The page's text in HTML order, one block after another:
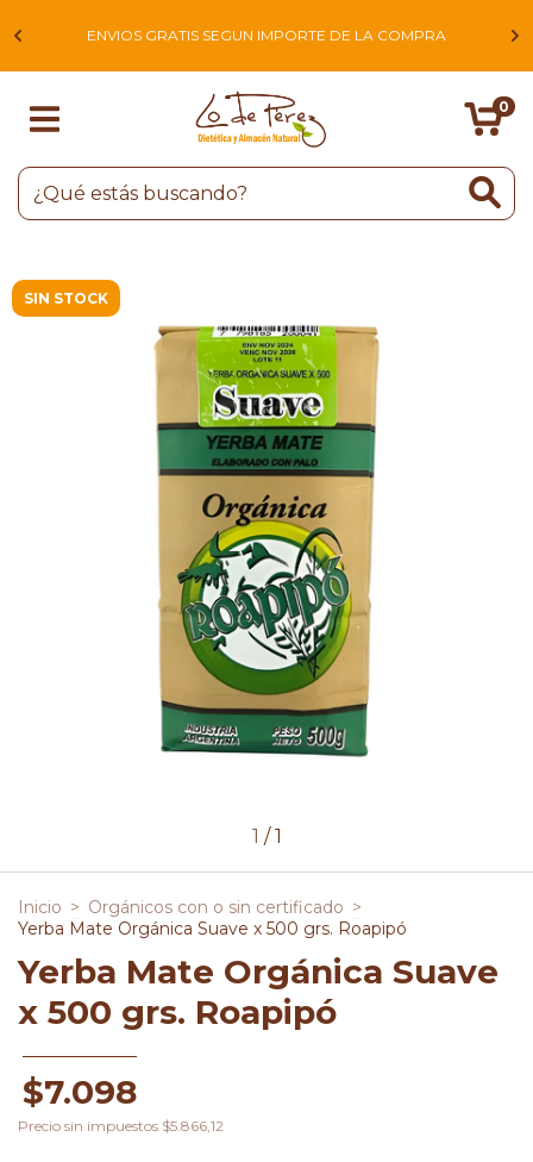
ENVIOS GRATIS SEGUN IMPORTE DE LA COMPRA
0
SIN STOCK
1 /1
Inicio > Orgánicos con o sin certificado >
Yerba Mate Orgánica Suave x 500 grs. Roapipó
Yerba Mate Orgánica Suave
x 500 grs. Roapipó
$7.098
Precio sin impuestos $5.866,12